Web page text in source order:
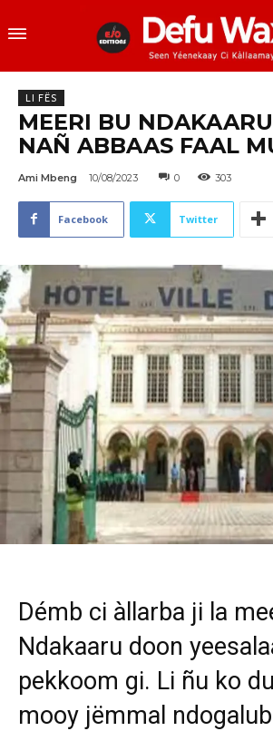
LI FËS
MEERI BU
NAÑ ABBAAS FAAL
Ami Mbeng 10/08/2023 0 303
Facebook Twitter
Démb ci àllarba ji la
Ndakaaru doon
pekkoom gi. Li ñu ko
mooy jëmmal